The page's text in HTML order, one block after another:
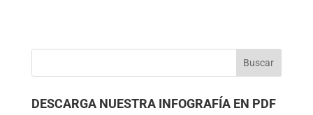
DESCARGA NUESTRA INFOGRAFÍA EN PDF